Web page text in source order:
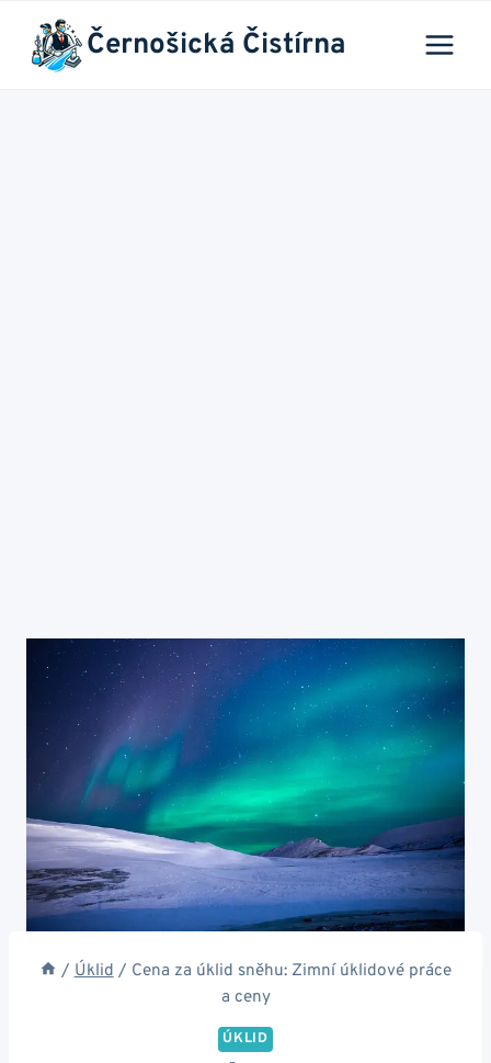
Přeskočit
obsah
Černošická Čistírna
/ Úklid / Cena za úklid sněhu: Zimní úklidové práce
a ceny
ÚKLID